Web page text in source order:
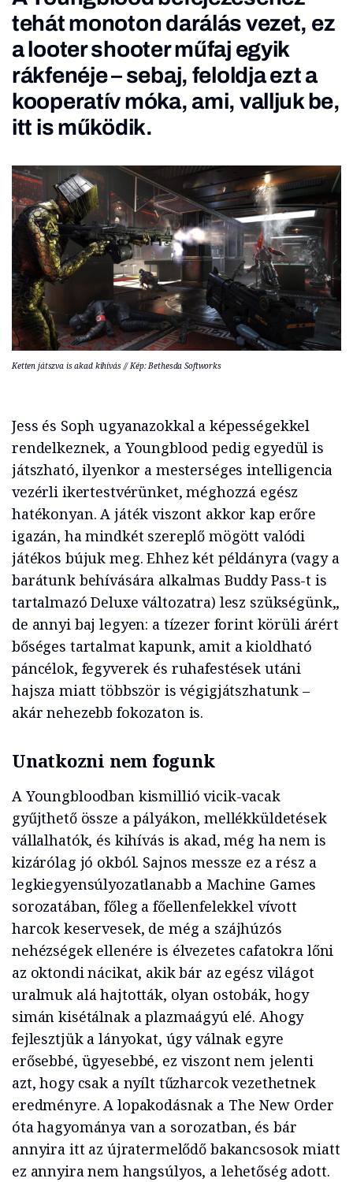
tehát monoton darálás vezet, ez
a looter shooter műfaj egyik
rákfenéje – sebaj, feloldja ezt a
kooperatív móka, ami, valljuk be,
itt is működik.
Ketten játszva is akad kihívás // Kép: Bethesda Softworks
Jess és Soph ugyanazokkal a képességekkel
rendelkeznek, a Youngblood pedig egyedül is
játszható, ilyenkor a mesterséges intelligencia
vezérli ikertestvérünket, méghozzá egész
hatékonyan. A játék viszont akkor kap erőre
igazán, ha mindkét szereplő mögött valódi
játékos bújuk meg. Ehhez két példányra (vagy a
barátunk behívására alkalmas Buddy Pass-t is
tartalmazó Deluxe változatra) lesz szükségünk,,
de annyi baj legyen: a tízezer forint körüli árért
bőséges tartalmat kapunk, amit a kioldható
páncélok, fegyverek és ruhafestések utáni
hajsza miatt többször is végigjátszhatunk –
akár nehezebb fokozaton is.
Unatkozni nem fogunk
A Youngbloodban kismillió vicik-vacak
gyűjthető össze a pályákon, mellékküldetések
vállalhatók, és kihívás is akad, még ha nem is
kizárólag jó okból. Sajnos messze ez a rész a
legkiegyensúlyozatlanabb a Machine Games
sorozatában, főleg a főellenfelekkel vívott
harcok keservesek, de még a szájhúzós
nehézségek ellenére is élvezetes cafatokra lőni
az oktondi nácikat, akik bár az egész világot
uralmuk alá hajtották, olyan ostobák, hogy
simán kisétálnak a plazmaágyú elé. Ahogy
fejlesztjük a lányokat, úgy válnak egyre
erősebbé, ügyesebbé, ez viszont nem jelenti
azt, hogy csak a nyílt tűzharcok vezethetnek
eredményre. A lopakodásnak a The New Order
óta hagyománya van a sorozatban, és bár
annyira itt az újratermelődő bakancsosok miatt
ez annyira nem hangsúlyos, a lehetőség adott.